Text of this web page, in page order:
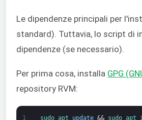
Le dipendenze principali per
standard). Tuttavia, lo script di
dipendenze (se necessario).
Per prima cosa, installa GPG
repository RVM:
1 sudo apt update && sudo apt